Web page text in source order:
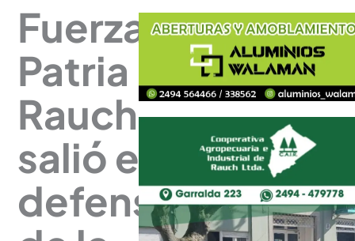
Fuerza
Patria
Rauch
salió en
defensa